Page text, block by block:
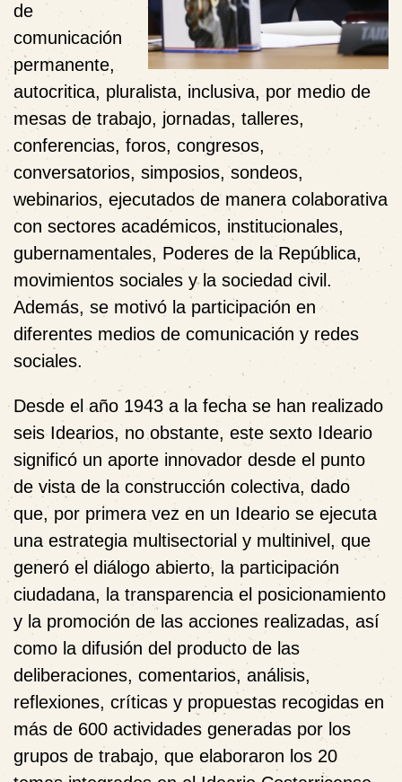
de
comunicación
permanente,
autocritica, pluralista, inclusiva, por medio de
mesas de trabajo, jornadas, talleres,
conferencias, foros, congresos,
conversatorios, simposios, sondeos,
webinarios, ejecutados de manera colaborativa
con sectores académicos, institucionales,
gubernamentales, Poderes de la República,
movimientos sociales y la sociedad civil.
Además, se motivó la participación en
diferentes medios de comunicación y redes
sociales.
Desde el año 1943 a la fecha se han realizado
seis Idearios, no obstante, este sexto Ideario
significó un aporte innovador desde el punto
de vista de la construcción colectiva, dado
que, por primera vez en un Ideario se ejecuta
una estrategia multisectorial y multinivel, que
generó el diálogo abierto, la participación
ciudadana, la transparencia el posicionamiento
y la promoción de las acciones realizadas, así
como la difusión del producto de las
deliberaciones, comentarios, análisis,
reflexiones, críticas y propuestas recogidas en
más de 600 actividades generadas por los
grupos de trabajo, que elaboraron los 20